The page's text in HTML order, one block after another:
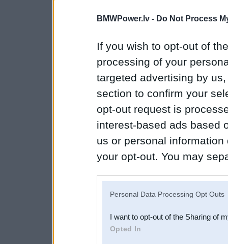
BMWPower.lv - Do Not Process
If you wish to opt-out of
processing of your
targeted advertising by
section to confirm your
opt-out request is
interest-based ads based
us or personal
your opt-out. You may
Downstream Participants
third parties.
Personal Data Processing Opt Outs
I want to opt-out of the Sharing of
Opted In